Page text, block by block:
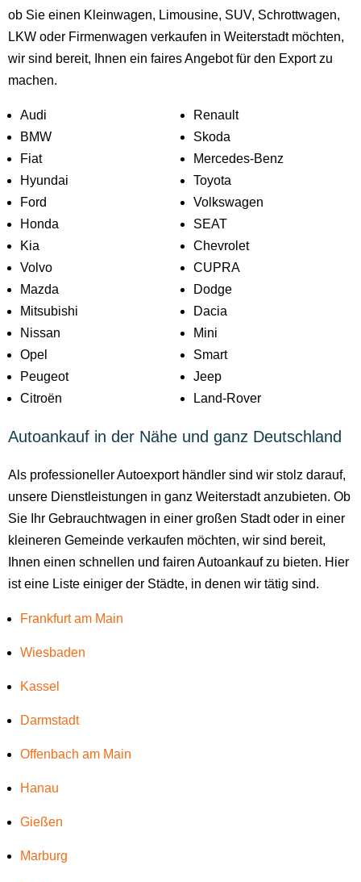
ob Sie einen Kleinwagen, Limousine, SUV, Schrottwagen,
LKW oder Firmenwagen verkaufen in Weiterstadt möchten,
wir sind bereit, Ihnen ein faires Angebot für den Export zu
machen.
Audi
BMW
Fiat
Hyundai
Ford
Honda
Kia
Volvo
Mazda
Mitsubishi
Nissan
Opel
Peugeot
Citroën
Renault
Skoda
Mercedes-Benz
Toyota
Volkswagen
SEAT
Chevrolet
CUPRA
Dodge
Dacia
Mini
Smart
Jeep
Land-Rover
Autoankauf in der Nähe und ganz Deutschland
Als professioneller Autoexport händler sind wir stolz darauf,
unsere Dienstleistungen in ganz Weiterstadt anzubieten. Ob
Sie Ihr Gebrauchtwagen in einer großen Stadt oder in einer
kleineren Gemeinde verkaufen möchten, wir sind bereit,
Ihnen einen schnellen und fairen Autoankauf zu bieten. Hier
ist eine Liste einiger der Städte, in denen wir tätig sind.
Frankfurt am Main
Wiesbaden
Kassel
Darmstadt
Offenbach am Main
Hanau
Gießen
Marburg